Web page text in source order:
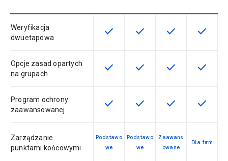
Weryfikacja
dwuetapowa
Ta funkcja jest dostępna w ramach
check Ta funkcja jest dostępna
check Ta funkcja jest
check Ta
check
Opcje zasad opartych
na grupach
Ta funkcja jest dostępna w ramach
check Ta funkcja jest dostępna
check Ta funkcja jest
check Ta
check
Program ochrony
zaawansowanej
Ta funkcja jest dostępna w ramach
check Ta funkcja jest dostępna
check Ta funkcja jest
check Ta
check
Zarządzanie
punktami końcowymi
Podstawo
we
Podstawo
we
Zaawans
owane
Dla firm